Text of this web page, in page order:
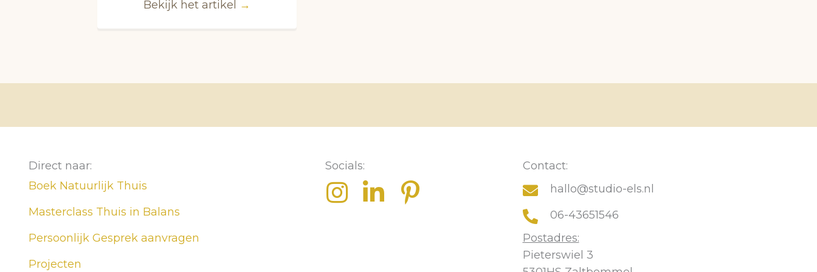
Bekijk het artikel →
Direct naar:
Boek Natuurlijk Thuis
Masterclass Thuis in Balans
Persoonlijk Gesprek aanvragen
Projecten
Socials:
Contact:
hallo@studio-els.nl
06-43651546
Postadres:
Pieterswiel 3